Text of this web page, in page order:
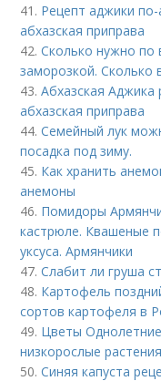
41. Рецепт аджики по-
абхазская приправа
42.Сколько нужно по
заморозкой. Сколько
43.Абхазская Аджика
абхазская приправа
44.Семейный лук
посадка под зиму.
45. Как хранить
анемоны
46. Помидоры
кастрюле. Квашеные
уксуса. Армянчики
47.Слабит ли груша
48. Картофель
сортов картофеля в
49. Цветы
низкорослые растения
50.Синяя капуста